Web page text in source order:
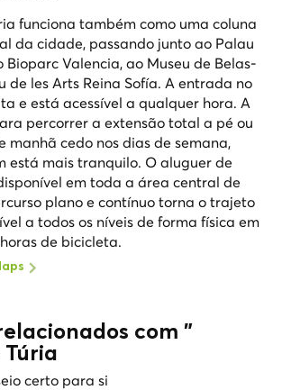
funciona também como uma coluna
da cidade, passando junto ao Palau
Bioparc Valencia, ao Museu de Belas-
de les Arts Reina Sofía. A entrada no
e está acessível a qualquer hora. A
percorrer a extensão total a pé ou
manhã cedo nos dias de semana,
está mais tranquilo. O aluguer de
em toda a área central de
plano e contínuo torna o trajeto
a todos os níveis de forma física em
de bicicleta.
com "
certo para si